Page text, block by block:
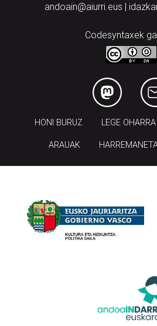
andoain@aiurri.eus |
Codesyntaxek
HONI BURUZ LEGE OHARRA
ARAUAK